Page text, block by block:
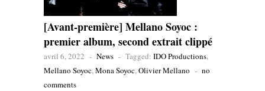
[Avant-première] Mellano Soyoc :
premier album, second extrait clippé
avril 6, 2022 - News - Tagged: IDO Productions,
Mellano Soyoc,Mona Soyoc,Olivier Mellano - no
comments